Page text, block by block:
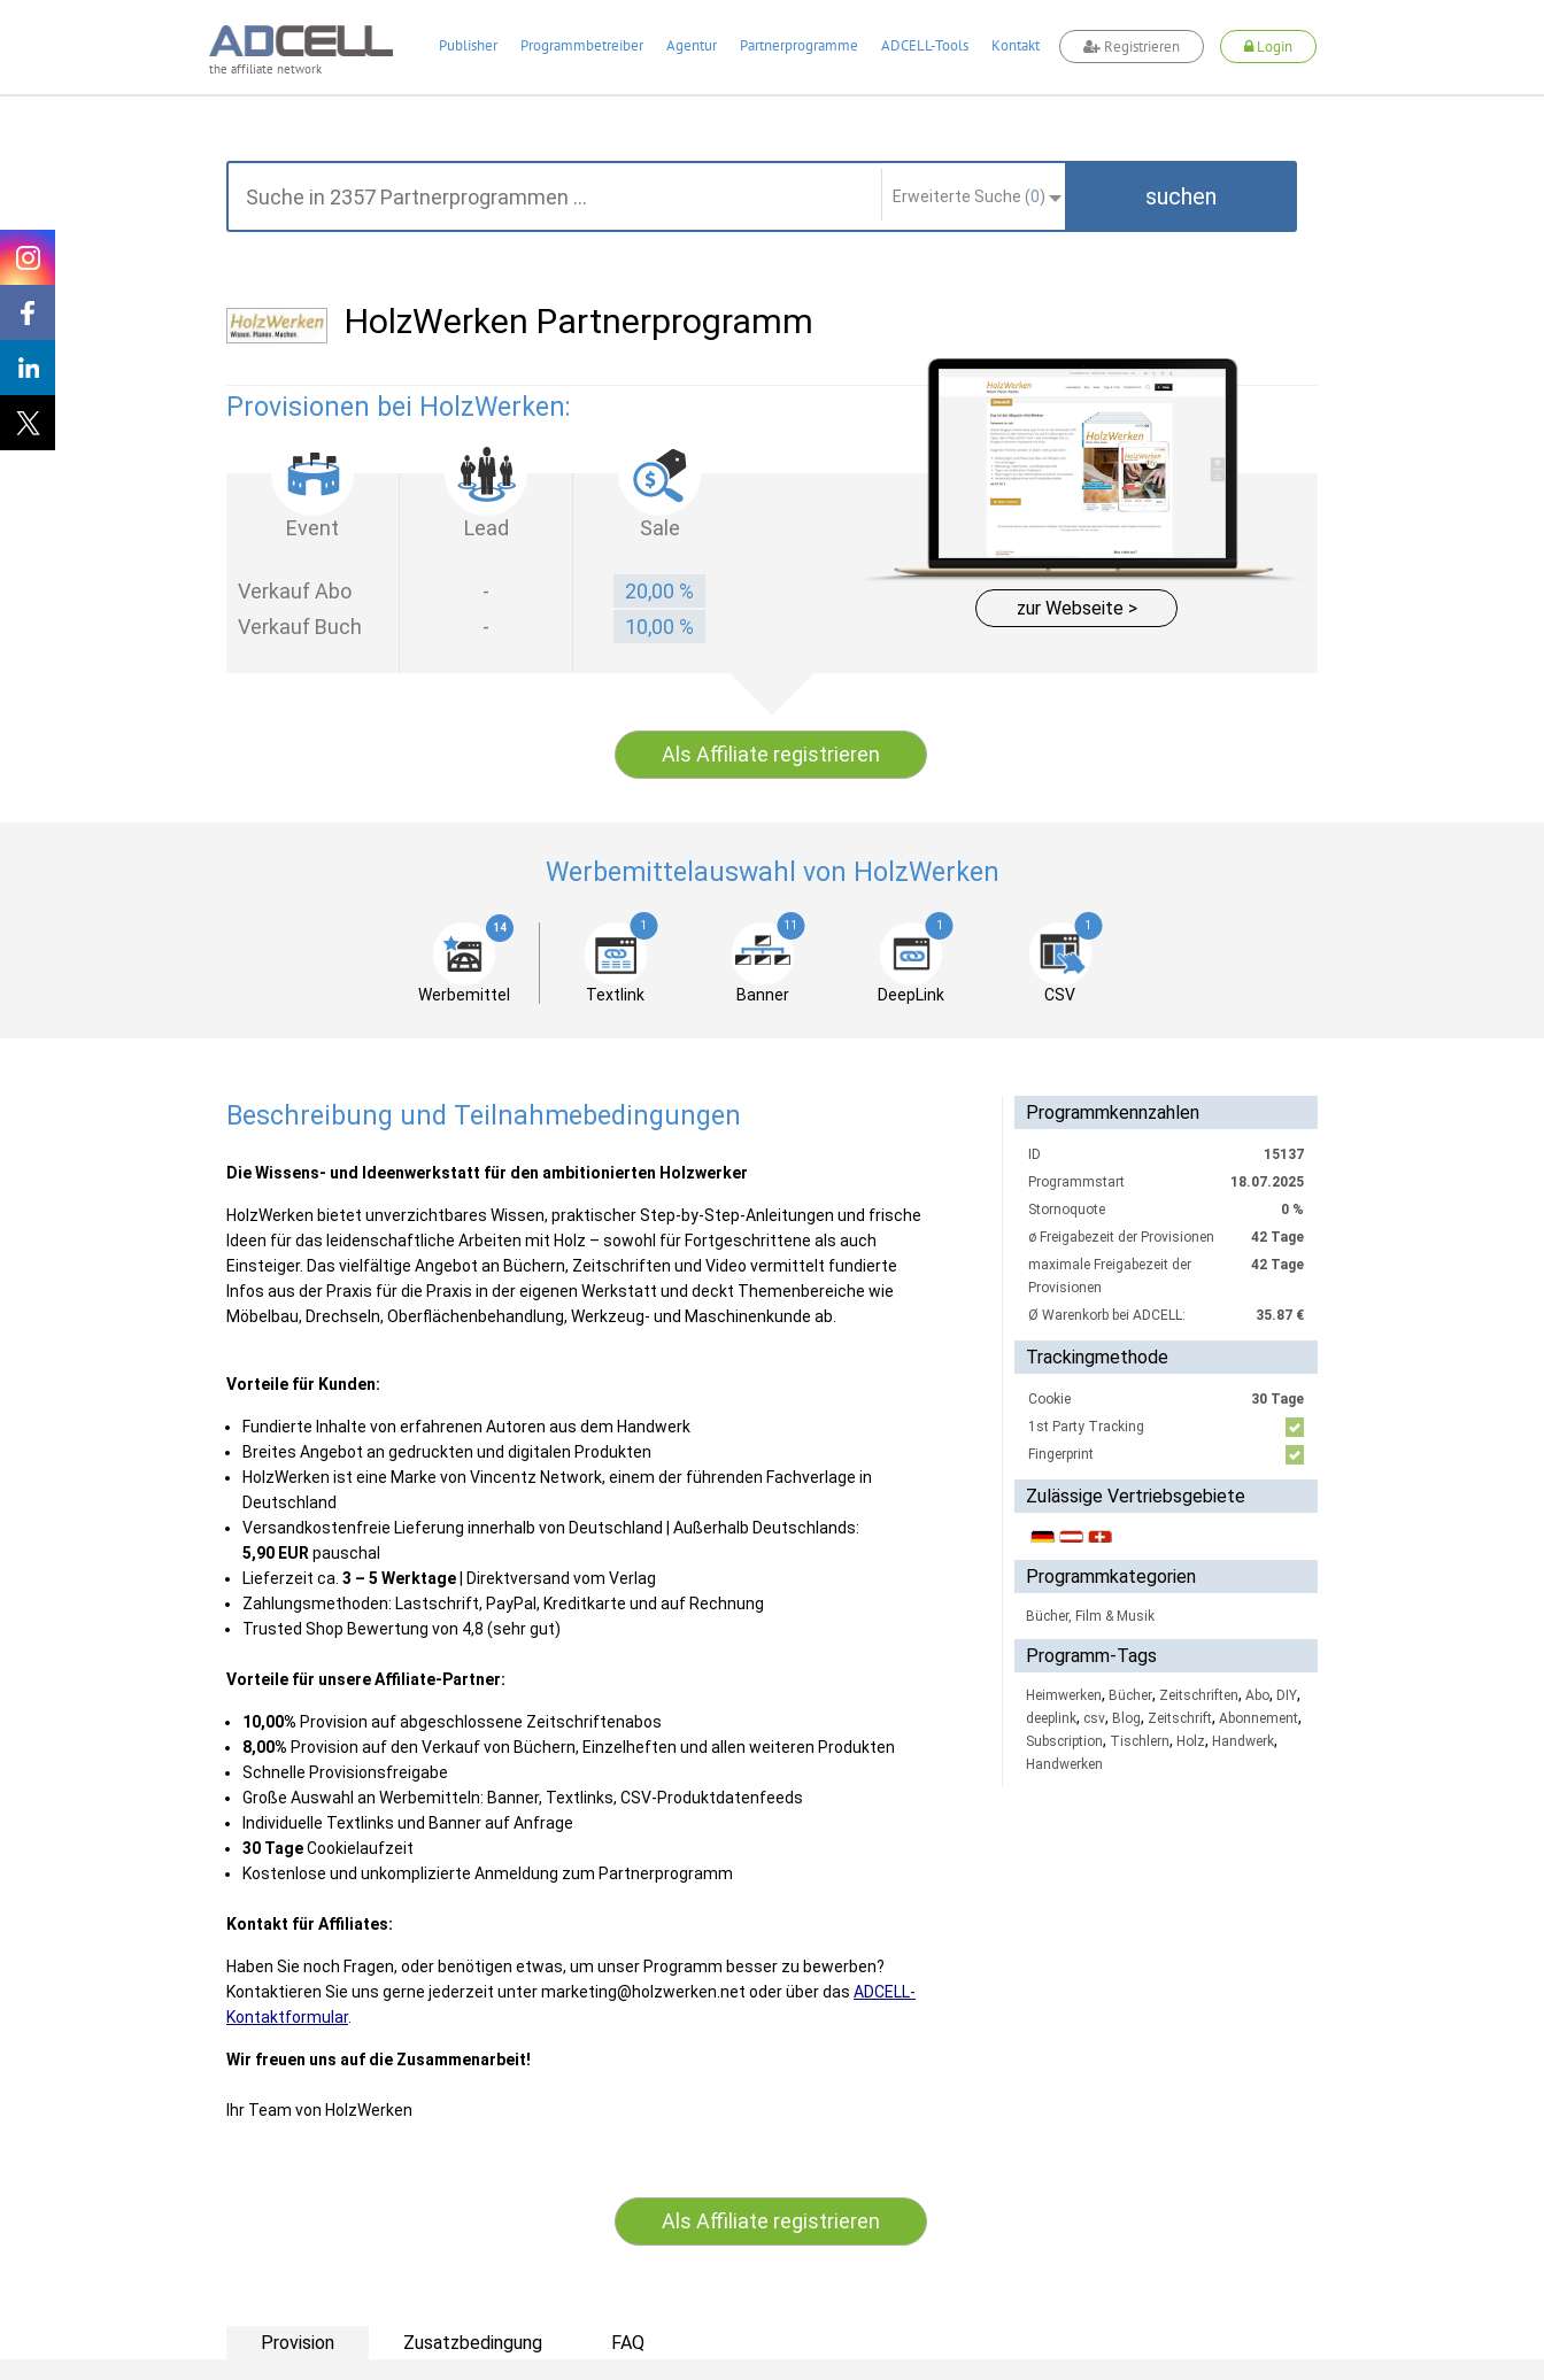
the affiliate network
Publisher Programmbetreiber Agentur Partnerprogramme ADCELL-Tools Kontakt Registrieren Login
Erweiterte Suche (0) suchen
HolzWerken Partnerprogramm
Provisionen bei HolzWerken:
Event Lead Sale
Verkauf Abo -
20,00 %
Verkauf Buch
- 10,00 %
zur Webseite >
Als Affiliate registrieren
Werbemittelauswahl von HolzWerken
14
Werbemittel
1
Textlink
11
Banner
1
DeepLink
1
CSV
Beschreibung und Teilnahmebedingungen
Die Wissens- und Ideenwerkstatt für den ambitionierten Holzwerker
HolzWerken bietet unverzichtbares Wissen, praktischer Step-by-Step-Anleitungen und frische
Ideen für das leidenschaftliche Arbeiten mit Holz – sowohl für Fortgeschrittene als auch
Einsteiger. Das vielfältige Angebot an Büchern, Zeitschriften und Video vermittelt fundierte
Infos aus der Praxis für die Praxis in der eigenen Werkstatt und deckt Themenbereiche wie
Möbelbau, Drechseln, Oberflächenbehandlung, Werkzeug- und Maschinenkunde ab.
Vorteile für Kunden:
Fundierte Inhalte von erfahrenen Autoren aus dem Handwerk
Breites Angebot an gedruckten und digitalen Produkten
HolzWerken ist eine Marke von Vincentz Network, einem der führenden Fachverlage in
Deutschland
Versandkostenfreie Lieferung innerhalb von Deutschland | Außerhalb Deutschlands:
5,90 EUR pauschal
Lieferzeit ca. 3 – 5 Werktage | Direktversand vom Verlag
Zahlungsmethoden: Lastschrift, PayPal, Kreditkarte und auf Rechnung
Trusted Shop Bewertung von 4,8 (sehr gut)
Vorteile für unsere Affiliate-Partner:
10,00% Provision auf abgeschlossene Zeitschriftenabos
8,00% Provision auf den Verkauf von Büchern, Einzelheften und allen weiteren Produkten
Schnelle Provisionsfreigabe
Große Auswahl an Werbemitteln: Banner, Textlinks, CSV-Produktdatenfeeds
Individuelle Textlinks und Banner auf Anfrage
30 TageCookielaufzeit
Kostenlose und unkomplizierte Anmeldung zum Partnerprogramm
Kontakt für Affiliates:
Haben Sie noch Fragen, oder benötigen etwas, um unser Programm besser zu bewerben?
Kontaktieren Sie uns gerne jederzeit unter marketing@holzwerken.net oder über das ADCELL-
Kontaktformular.
Wir freuen uns auf die Zusammenarbeit!
Ihr Team von HolzWerken
Programmkennzahlen
ID
15137
Programmstart
18.07.2025
Stornoquote
0 %
ø Freigabezeit der Provisionen
42 Tage
maximale Freigabezeit der
Provisionen
42 Tage
Ø Warenkorb bei ADCELL: 35.87 €
Trackingmethode
Cookie
30 Tage
1st Party Tracking
Fingerprint
Zulässige Vertriebsgebiete
Programmkategorien
Bücher, Film & Musik
Programm-Tags
Heimwerken, Bücher, Zeitschriften, Abo, DIY,
deeplink, csv, Blog, Zeitschrift, Abonnement,
Subscription, Tischlern, Holz, Handwerk,
Handwerken
Als Affiliate registrieren
Provision Zusatzbedingung FAQ